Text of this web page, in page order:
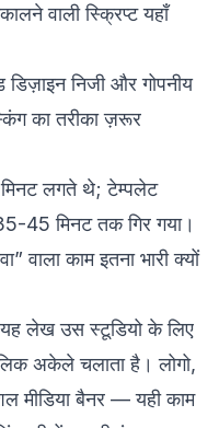
वाली स्क्रिप्ट यहाँ
निजी और गोपनीय
का तरीका ज़रूर
लगते थे; टेम्पलेट
45 मिनट तक गिर गया।
वाला काम इतना भारी क्यों
लेख उस स्टूडियो के लिए
अकेले चलाता है। लोगो,
मीडिया बैनर — यही काम